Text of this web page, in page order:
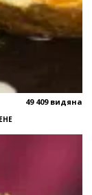
49 409 видяна